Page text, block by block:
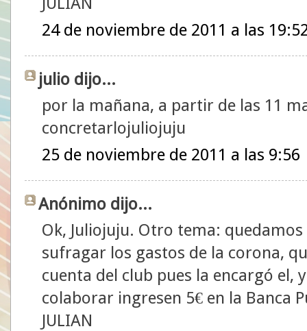
24 de noviembre de 2011 a las
julio dijo...
por la mañana, a partir de las 11
concretarlojuliojuju
25 de noviembre de 2011 a las 9:56
Anónimo dijo...
Ok, Juliojuju. Otro tema:
sufragar los gastos de la corona,
cuenta del club pues la encargó el,
colaborar ingresen 5€ en la Banca
JULIAN